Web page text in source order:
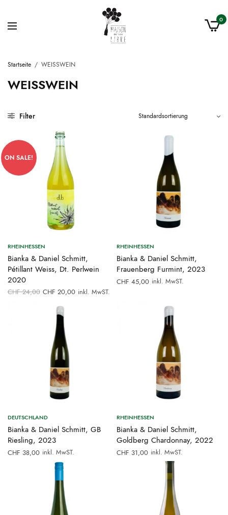
0
Startseite / WEISSWEIN
WEISSWEIN
Filter
ON SALE!
RHEINHESSEN
Bianka & Daniel Schmitt,
Pétillant Weiss, Dt. Perlwein
2020
CHF24,00 Ursprünglicher
Preis war:
CHF 24,00
CHF 20,00Aktueller
inkl. MwST.
RHEINHESSEN
Bianka & Daniel Schmitt,
Frauenberg Furmint, 2023
CHF 45,00 inkl. MwST.
DEUTSCHLAND
Bianka & Daniel Schmitt, GB
Riesling, 2023
CHF 38,00 inkl. MwST.
RHEINHESSEN
Bianka & Daniel Schmitt,
Goldberg Chardonnay, 2022
CHF 31,00 inkl. MwST.